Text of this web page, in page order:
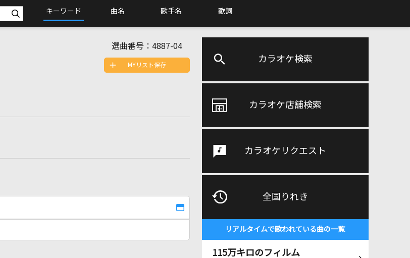
キーワード 曲名 歌手名 歌詞
カラオケ検索
カラオケ店舗検索
カラオケリクエスト
全国りれき
リアルタイムで歌われている曲の一覧
115万キロのフィルム
選曲番号： 4887-04
MYリスト保存